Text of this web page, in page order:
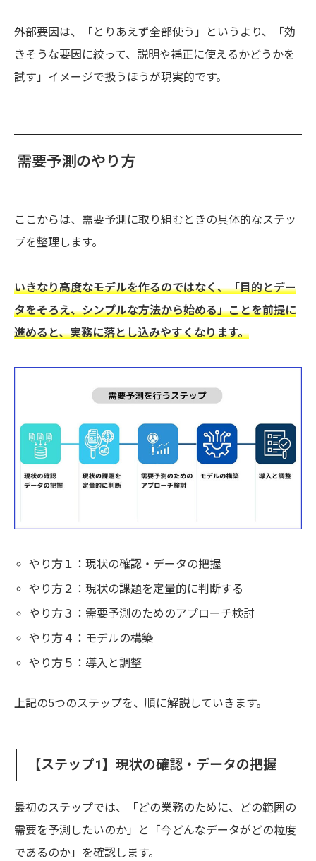
外部要因は、「とりあえず全部使う」というより、「効
きそうな要因に絞って、説明や補正に使えるかどうかを
試す」イメージで扱うほうが現実的です。
需要予測のやり方
ここからは、需要予測に取り組むときの具体的なステッ
プを整理します。
いきなり高度なモデルを作るのではなく、「目的とデー
タをそろえ、シンプルな方法から始める」ことを前提に
進めると、実務に落とし込みやすくなります。
やり方１：現状の確認・データの把握
やり方２：現状の課題を定量的に判断する
やり方３：需要予測のためのアプローチ検討
やり方４：モデルの構築
やり方５：導入と調整
上記の5つのステップを、順に解説していきます。
【ステップ1】現状の確認・データの把握
最初のステップでは、「どの業務のために、どの範囲の
需要を予測したいのか」と「今どんなデータがどの粒度
であるのか」を確認します。